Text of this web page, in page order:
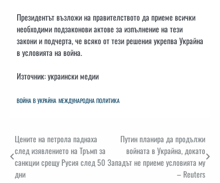
Президентът възложи на правителството да приеме всички
необходими подзаконови актове за изпълнение на тези
закони и подчерта, че всяко от тези решения укрепва Украйна
в условията на война.
Източник: украински медии
ВОЙНА В УКРАЙНА МЕЖДУНАРОДНА ПОЛИТИКА
Навигация
Цените на петрола паднаха
след изявлението на Тръмп за
санкции срещу Русия след 50
дни
Путин планира да продължи
войната в Украйна, докато
Западът не приеме условията му
– Reuters